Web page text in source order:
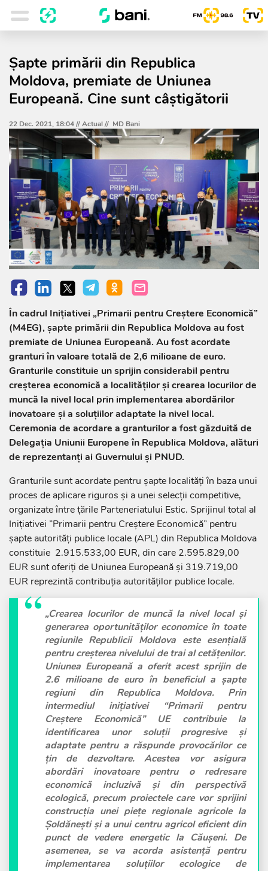
Șapte primării din Republica
Moldova, premiate de Uniunea
Europeană. Cine sunt câștigătorii
22 Dec. 2021, 18:04 //Actual// MD Bani
În cadrul Inițiativei „Primarii pentru Creștere Economică”
(M4EG), șapte primării din Republica Moldova au fost
premiate de Uniunea Europeană. Au fost acordate
granturi în valoare totală de 2,6 milioane de euro.
Granturile constituie un sprijin considerabil pentru
creșterea economică a localităților și crearea locurilor de
muncă la nivel local prin implementarea abordărilor
inovatoare și a soluțiilor adaptate la nivel local.
Ceremonia de acordare a granturilor a fost găzduită de
Delegația Uniunii Europene în Republica Moldova, alături
de reprezentanți ai Guvernului și PNUD.
Granturile sunt acordate pentru șapte localități în baza unui
proces de aplicare riguros și a unei selecții competitive,
organizate între țările Parteneriatului Estic. Sprijinul total al
Inițiativei ”Primarii pentru Creștere Economică” pentru
șapte autorități publice locale (APL) din Republica Moldova
constituie 2.915.533,00 EUR, din care 2.595.829,00
EUR sunt oferiți de Uniunea Europeană și 319.719,00
EUR reprezintă contribuția autorităților publice locale.
„Crearea locurilor de muncă la nivel local și
generarea oportunităților economice în toate
regiunile Republicii Moldova este esențială
pentru creșterea nivelului de trai al cetățenilor.
Uniunea Europeană a oferit acest sprijin de
2.6 milioane de euro în beneficiul a șapte
regiuni din Republica Moldova. Prin
intermediul inițiativei “Primarii pentru
Creștere Economică” UE contribuie la
identificarea unor soluții progresive și
adaptate pentru a răspunde provocărilor ce
țin de dezvoltare. Acestea vor asigura
abordări inovatoare pentru o redresare
economică incluzivă și din perspectivă
ecologică, precum proiectele care vor sprijini
construcția unei piețe regionale agricole la
Șoldănești și a unui centru agricol eficient din
punct de vedere energetic la Căușeni. De
asemenea, se va acorda asistență pentru
implementarea soluțiilor ecologice de